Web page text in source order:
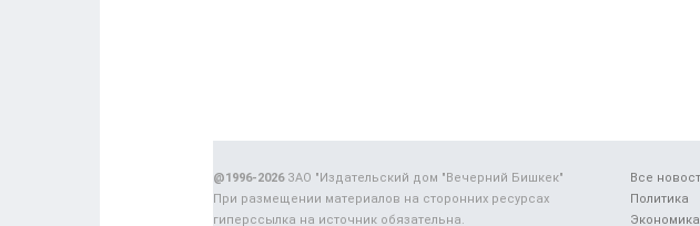
Все
Политика
Экономика
@1996-2026ЗАО "Издательский дом "Вечерний Бишкек"
При размещении материалов на сторонних ресурсах
гиперссылка на источник обязательна.